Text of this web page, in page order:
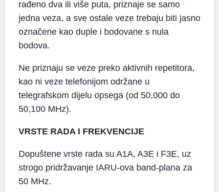
rađeno dva ili više puta, priznaje se samo
jedna veza, a sve ostale veze trebaju biti jasno
označene kao duple i bodovane s nula
bodova.
Ne priznaju se veze preko aktivnih repetitora,
kao ni veze telefonijom održane u
telegrafskom dijelu opsega (od 50,000 do
50,100 MHz).
VRSTE RADA I FREKVENCIJE
Dopuštene vrste rada su A1A, A3E i F3E, uz
strogo pridržavanje IARU-ova band-plana za
50 MHz.